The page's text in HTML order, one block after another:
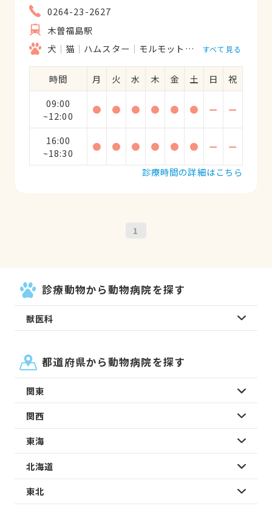
0264-23-2627
木曽福島駅
犬
猫 ハムスター モルモット フェレット
すべて見る
時間 月 火 水 木 金 土 日
祝
09:00
~12:00
● ● ● ● ● ● ー ー
16:00
~18:30
● ● ● ● ● ● ー
ー
診療時間の詳細はこちら
1
診療動物から動物病院を探す
獣医科
都道府県から動物病院を探す
関東
関西
東海
北海道
東北